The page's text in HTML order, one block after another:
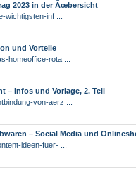
2023 in der Ãœbersicht
inf ...
und Vorteile
homeoffice-rota ...
– Infos und Vorlage, 2. Teil
von-aerz ...
– Social Media und
ideen-fuer- ...